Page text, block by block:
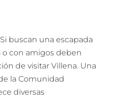
buscan una escapada
o con amigos deben
de visitar Villena. Una
la Comunidad
diversas